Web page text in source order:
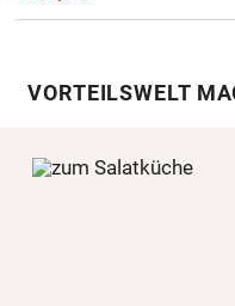
VORTEILSWELT